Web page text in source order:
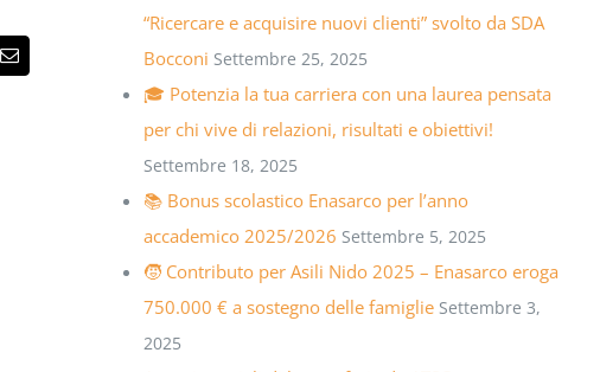
“Ricercare e acquisire nuovi clienti” svolto da SDA
Bocconi Settembre 25, 2025
🎓 Potenzia la tua carriera con una laurea pensata
per chi vive di relazioni, risultati e obiettivi!
Settembre 18, 2025
📚 Bonus scolastico Enasarco per l’anno
accademico 2025/2026 Settembre 5, 2025
🧒 Contributo per Asili Nido 2025 – Enasarco eroga
750.000 € a sostegno delle famiglie Settembre 3,
2025